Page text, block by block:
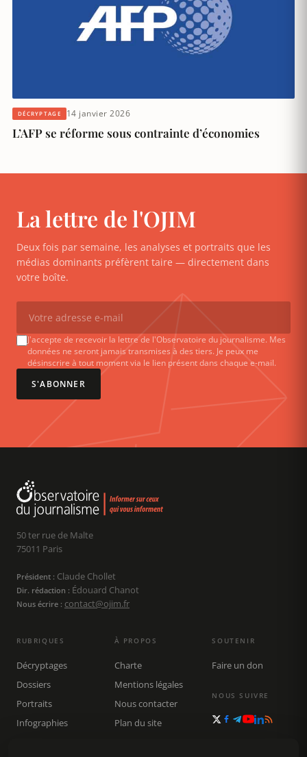
DÉCRYPTAGE 14 janvier 2026
L’AFP se réforme sous contrainte d’économies
La lettre de l'OJIM
Deux fois par semaine, les analyses et portraits que les
médias dominants préfèrent taire — directement dans
votre boîte.
J'accepte de recevoir la lettre de l'Observatoire du journalisme. Mes
données ne seront jamais transmises à des tiers. Je peux me
désinscrire à tout moment via le lien présent dans chaque e-mail.
S'ABONNER
50 ter rue de Malte
75011 Paris
Président : Claude Chollet
Dir. rédaction : Édouard Chanot
Nous écrire : contact@ojim.fr
RUBRIQUES
Décryptages
Dossiers
Portraits
Infographies
À PROPOS
Charte
Mentions légales
Nous contacter
Plan du site
SOUTENIR
Faire un don
NOUS SUIVRE